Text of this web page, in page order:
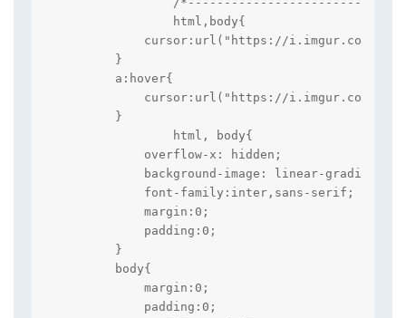
cursor:url("https://i.imgur.com/
        }
        a:hover{
cursor:url("https://i.imgur.com/
        }
            overflow-x: hidden;
background-image: linear-
            font-family:inter,sans-serif;
            margin:0;
            padding:0;
        }
        body{
            margin:0;
            padding:0;